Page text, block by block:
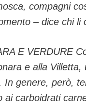
compagni
– dice chi li
E VERDURE
e alla
In genere, però,
ai carboidrati